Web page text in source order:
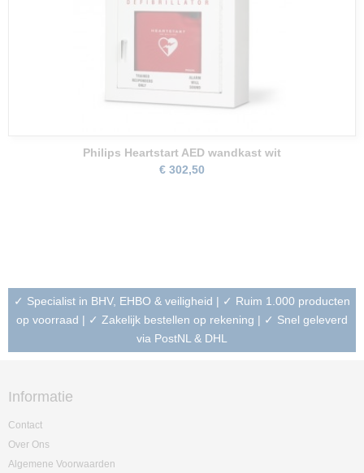
Philips Heartstart AED wandkast wit
€ 302,50
✓ Specialist in BHV, EHBO & veiligheid | ✓ Ruim 1.000 producten
op voorraad | ✓ Zakelijk bestellen op rekening | ✓ Snel geleverd
via PostNL & DHL
Informatie
Contact
Over Ons
Algemene Voorwaarden